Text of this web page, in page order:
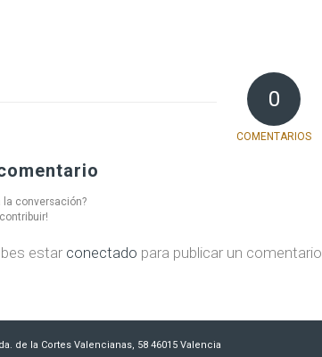
0
COMENTARIOS
la conversación?
estar conectado para publicar un comentario.
de la Cortes Valencianas, 58 46015 Valencia